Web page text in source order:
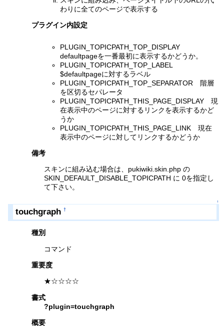
わりに全てのページで表示する
プラグイン内設定
PLUGIN_TOPICPATH_TOP_DISPLAY
defaultpageを一番最初に表示するかどうか。
PLUGIN_TOPICPATH_TOP_LABEL
$defaultpageに対するラベル
PLUGIN_TOPICPATH_TOP_SEPARATOR 階層
を区切るセパレータ
PLUGIN_TOPICPATH_THIS_PAGE_DISPLAY 現
在表示中のページに対するリンクを表示するかど
うか
PLUGIN_TOPICPATH_THIS_PAGE_LINK 現在
表示中のページに対してリンクするかどうか
備考
スキンに組み込む場合は、pukiwiki.skin.php の
SKIN_DEFAULT_DISABLE_TOPICPATH に 0を指定し
て下さい。
↑
touchgraph †
種別
コマンド
重要度
★☆☆☆☆
書式
?plugin=touchgraph
概要